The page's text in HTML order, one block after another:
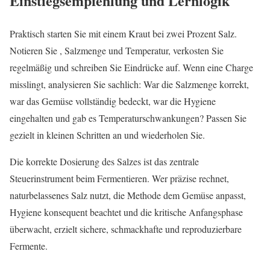
Praktisch starten Sie mit einem Kraut bei zwei Prozent Salz.
Notieren Sie , Salzmenge und Temperatur, verkosten Sie
regelmäßig und schreiben Sie Eindrücke auf. Wenn eine Charge
misslingt, analysieren Sie sachlich: War die Salzmenge korrekt,
war das Gemüse vollständig bedeckt, war die Hygiene
eingehalten und gab es Temperaturschwankungen? Passen Sie
gezielt in kleinen Schritten an und wiederholen Sie.
Die korrekte Dosierung des Salzes ist das zentrale
Steuerinstrument beim Fermentieren. Wer präzise rechnet,
naturbelassenes Salz nutzt, die Methode dem Gemüse anpasst,
Hygiene konsequent beachtet und die kritische Anfangsphase
überwacht, erzielt sichere, schmackhafte und reproduzierbare
Fermente.